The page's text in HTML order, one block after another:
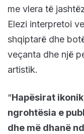
me vlera të
Elezi interpretoi
shqiptarë dhe
veçanta dhe një
artistik.
“Hapësirat
ngrohtësia e
dhe më dhanë